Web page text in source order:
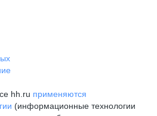
hh.ru применяются
(информационные технологии